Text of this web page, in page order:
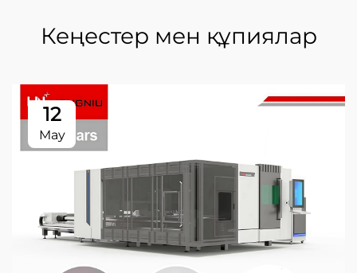
Кеңестер мен құпиялар
12
May